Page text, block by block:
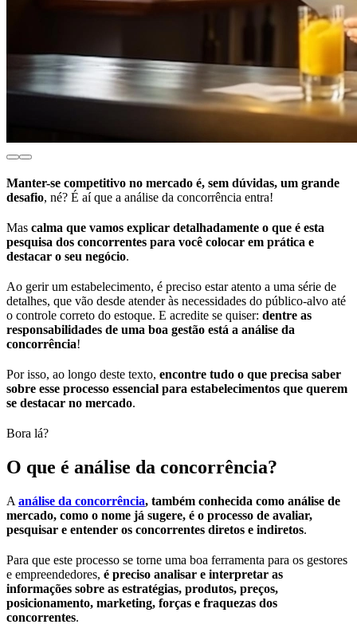
Manter-se competitivo no mercado é, sem dúvidas, um grande
desafio, né? É aí que a análise da concorrência entra!
Mas calma que vamos explicar detalhadamente o que é esta
pesquisa dos concorrentes para você colocar em prática e
destacar o seu negócio.
Ao gerir um estabelecimento, é preciso estar atento a uma série de
detalhes, que vão desde atender às necessidades do público-alvo até
o controle correto do estoque. E acredite se quiser: dentre as
responsabilidades de uma boa gestão está a análise da
concorrência!
Por isso, ao longo deste texto, encontre tudo o que precisa saber
sobre esse processo essencial para estabelecimentos que querem
se destacar no mercado.
Bora lá?
O que é análise da concorrência?
A análise da concorrência, também conhecida como análise de
mercado, como o nome já sugere, é o processo de avaliar,
pesquisar e entender os concorrentes diretos e indiretos.
Para que este processo se torne uma boa ferramenta para os gestores
e empreendedores, é preciso analisar e interpretar as
informações sobre as estratégias, produtos, preços,
posicionamento, marketing, forças e fraquezas dos
concorrentes.